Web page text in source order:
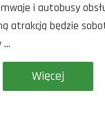
i autobusy
atrakcją będzie
Więcej